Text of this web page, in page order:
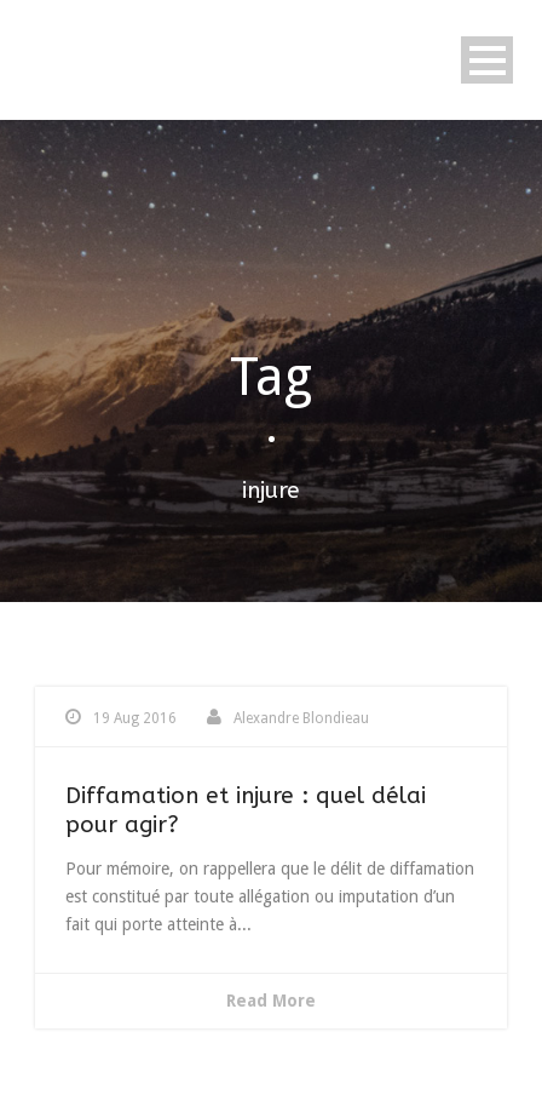
Tag
•
injure
19 Aug 2016 Alexandre Blondieau
Diffamation et injure : quel délai
pour agir?
Pour mémoire, on rappellera que le délit de diffamation
est constitué par toute allégation ou imputation d’un
fait qui porte atteinte à...
Read More